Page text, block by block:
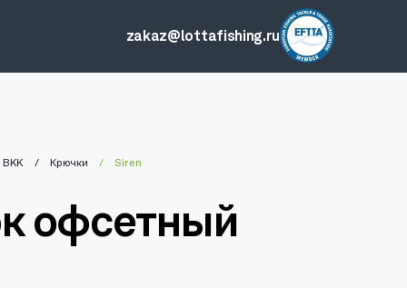
zakaz@lottafishing.ru
BKK Крючки Siren
офсетный